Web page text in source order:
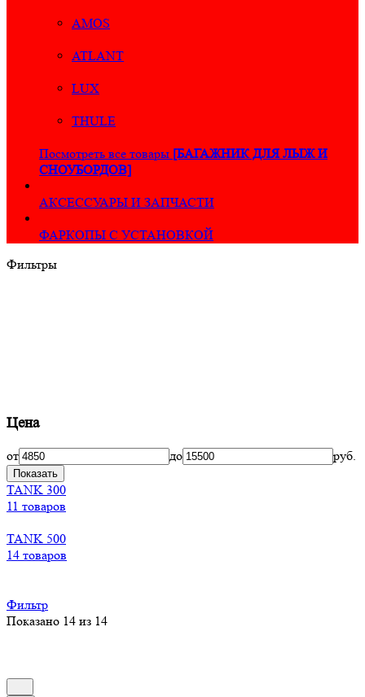
AMOS
ATLANT
LUX
THULE
Посмотреть все товары [БАГАЖНИК ДЛЯ ЛЫЖ И
СНОУБОРДОВ]
АКСЕССУАРЫ И ЗАПЧАСТИ
ФАРКОПЫ С УСТАНОВКОЙ
Фильтры
Цена
от до руб.
Показать
TANK 300
11 товаров
TANK 500
14 товаров
Фильтр
Показано 14 из 14